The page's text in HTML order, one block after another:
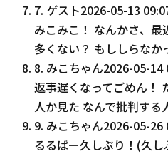
7. ゲスト2026-05-13
みこみこ！ なんかさ、
多くない？ もししらなか
8. みこちゃん2026-05-14
返事遅くなってごめん！
人か見た なんで批判する
9. みこちゃん2026-05-26
るるぱー久しぶり！(久